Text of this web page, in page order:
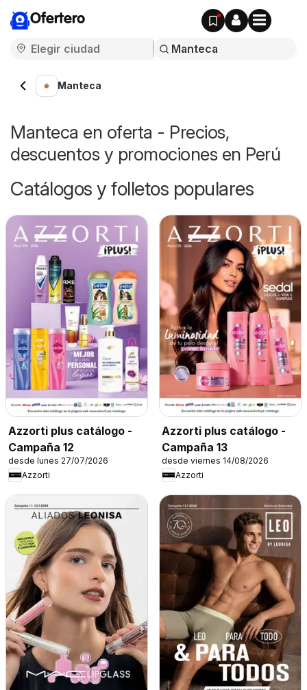
Ofertero
Manteca
Manteca en oferta - Precios,
descuentos y promociones en Perú
Catálogos y folletos populares
Azzorti plus catálogo -
Campaña 12
desde lunes 27/07/2026
Azzorti
Azzorti plus catálogo -
Campaña 13
desde viernes 14/08/2026
Azzorti